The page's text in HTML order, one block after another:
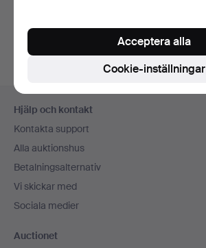
Sidfotsnavigation
Hjälp och kontakt
Kontakta support
Alla auktionshus
Betalningsalternativ
Vi skickar med
Sociala medier
Auctionet
Cookie-inställningar
Acceptera alla